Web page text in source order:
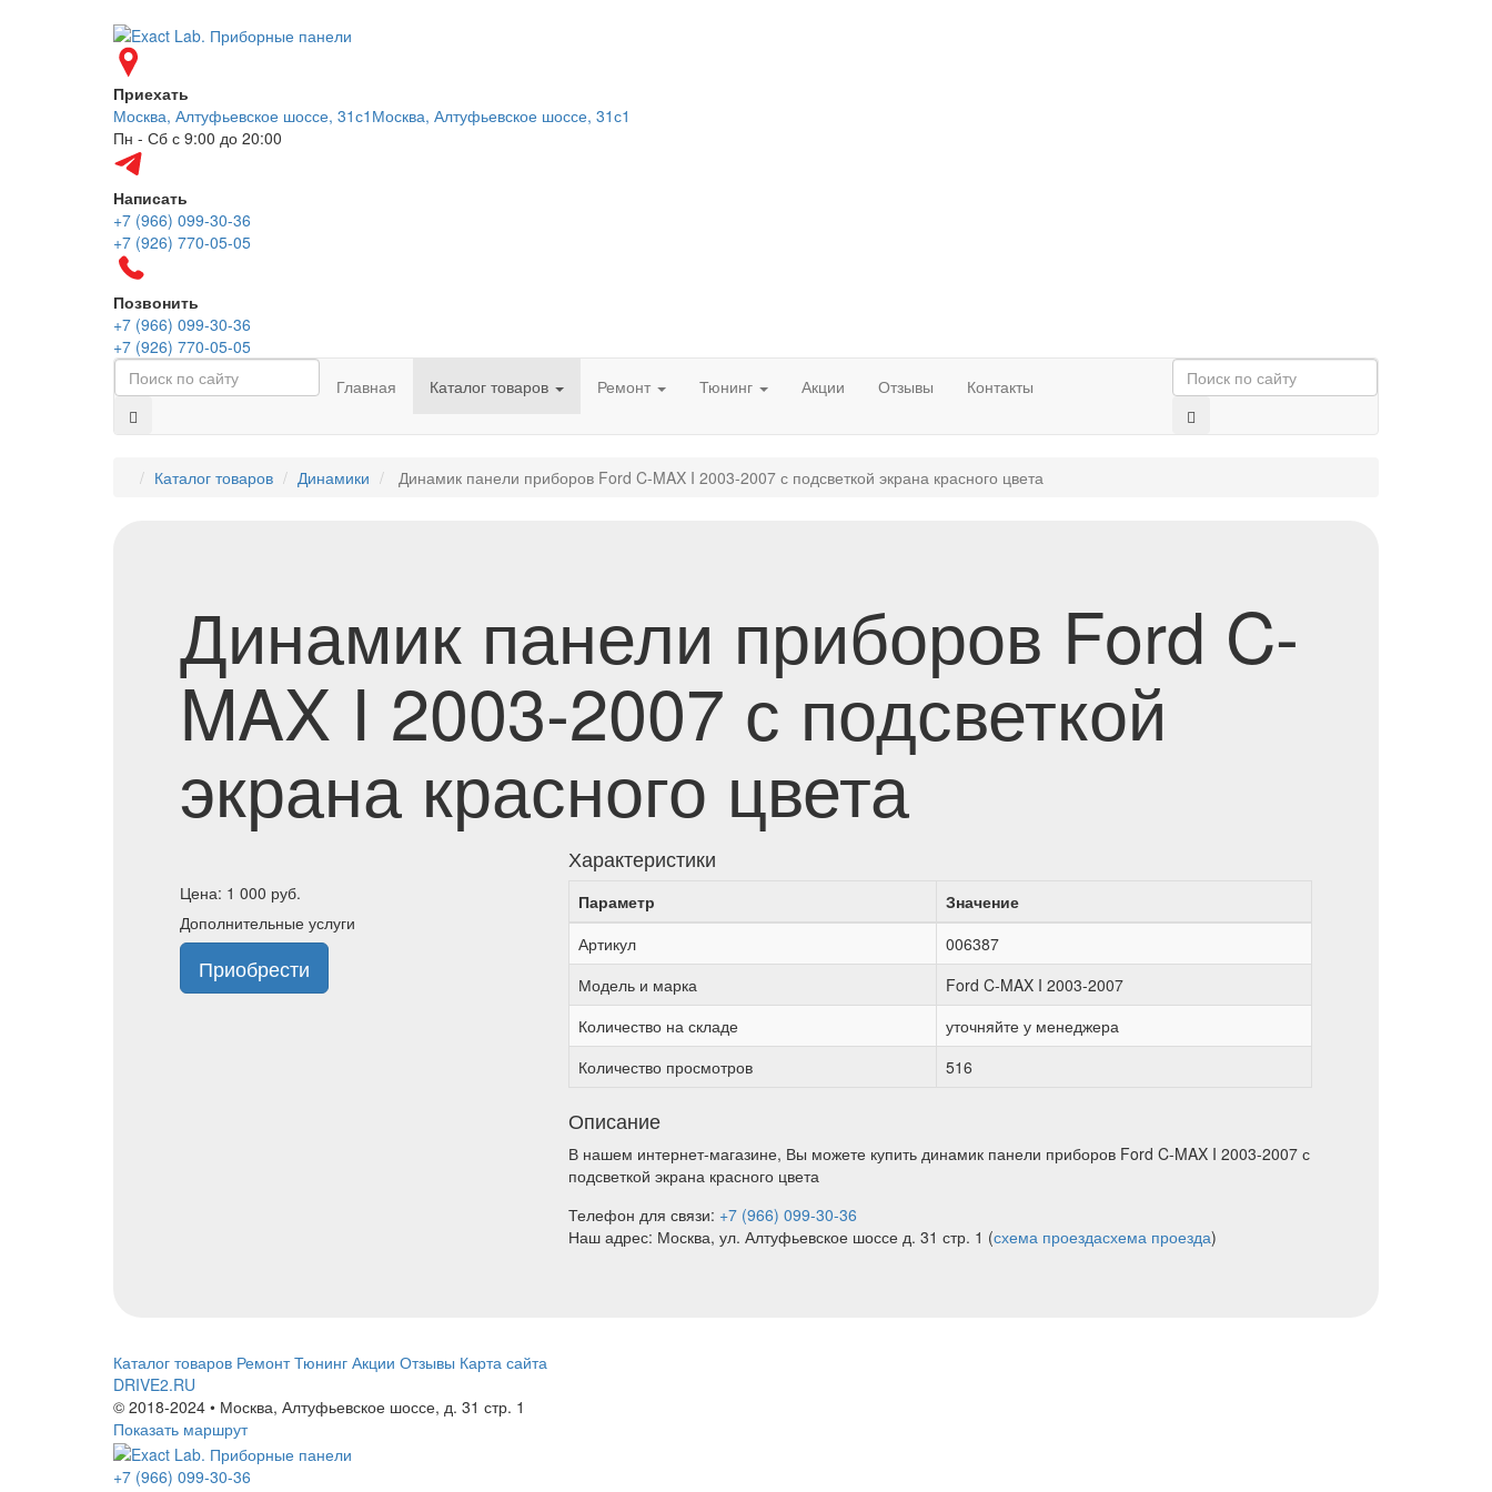
Приехать
Москва, Алтуфьевское шоссе, 31с1 Москва, Алтуфьевское шоссе, 31с1
Пн - Сб с 9:00 до 20:00
Написать
+7 (966) 099-30-36
+7 (926) 770-05-05
Позвонить
+7 (966) 099-30-36
+7 (926) 770-05-05
Главная
Каталог товаров Ремонт Тюнинг Акции Отзывы Контакты
Каталог товаров Динамики Динамик панели приборов Ford C-MAX I 2003-2007 с подсветкой экрана красного цвета
Динамик панели приборов Ford C-
MAX I 2003-2007 с подсветкой
экрана красного цвета
Цена: 1 000 руб.
Дополнительные услуги
Приобрести
Характеристики
Параметр
Значение
Артикул
006387
Модель и марка
Ford C-MAX I 2003-2007
Количество на складе
уточняйте у менеджера
Количество просмотров
516
Описание
В нашем интернет-магазине, Вы можете купить динамик панели приборов Ford C-MAX I 2003-2007 с
подсветкой экрана красного цвета
Телефон для связи: +7 (966) 099-30-36
Наш адрес: Москва, ул. Алтуфьевское шоссе д. 31 стр. 1 (схема проездасхема проезда)
Каталог товаров Ремонт Тюнинг Акции Отзывы Карта сайта
DRIVE2.RU
© 2018-2024 • Москва, Алтуфьевское шоссе, д. 31 стр. 1
Показать маршрут
+7 (966) 099-30-36